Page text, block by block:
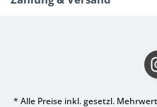
* Alle Preise inkl. gesetzl.